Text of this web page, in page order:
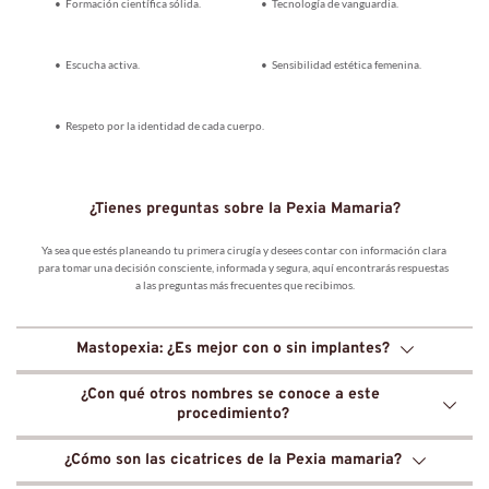
Formación científica sólida. Tecnología de vanguardia.
Escucha activa. Sensibilidad estética femenina.
Respeto por la identidad de cada cuerpo.
¿Tienes preguntas sobre la Pexia Mamaria?
Ya sea que estés planeando tu primera cirugía y desees contar con información clara
para tomar una decisión consciente, informada y segura, aquí encontrarás respuestas
a las preguntas más frecuentes que recibimos.
Mastopexia: ¿Es mejor con o sin implantes?
La elección depende del grado de caída y el deseo de volumen en el polo superior.
recomienda la Pexia con implantes si se busca mayor plenitud y soporte, mientras que la
Pexia sin implantes es ideal para elevar el tejido glandular propio de forma natural.
¿Con qué otros nombres se conoce a este
procedimiento?
La Pexia mamaria también se conoce como Mastopexia, levantamiento de senos o lifting
de mamas.
¿Cómo son las cicatrices de la Pexia mamaria?